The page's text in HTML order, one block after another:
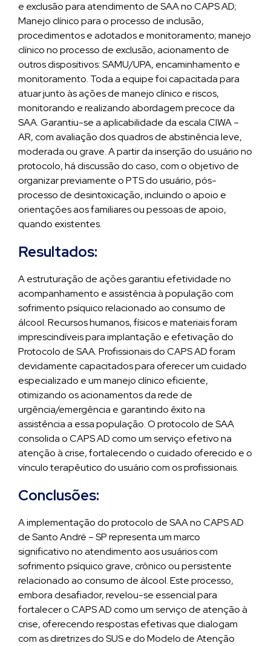
e exclusão para atendimento de SAA no CAPS AD;
Manejo clínico para o processo de inclusão,
procedimentos e adotados e monitoramento; manejo
clínico no processo de exclusão, acionamento de
outros dispositivos: SAMU/UPA, encaminhamento e
monitoramento. Toda a equipe foi capacitada para
atuar junto às ações de manejo clínico e riscos,
monitorando e realizando abordagem precoce da
SAA. Garantiu-se a aplicabilidade da escala CIWA –
AR, com avaliação dos quadros de abstinência leve,
moderada ou grave. A partir da inserção do usuário no
protocolo, há discussão do caso, com o objetivo de
organizar previamente o PTS do usuário, pós-
processo de desintoxicação, incluindo o apoio e
orientações aos familiares ou pessoas de apoio,
quando existentes.
Resultados:
A estruturação de ações garantiu efetividade no
acompanhamento e assistência à população com
sofrimento psíquico relacionado ao consumo de
álcool. Recursos humanos, físicos e materiais foram
imprescindíveis para implantação e efetivação do
Protocolo de SAA. Profissionais do CAPS AD foram
devidamente capacitados para oferecer um cuidado
especializado e um manejo clínico eficiente,
otimizando os acionamentos da rede de
urgência/emergência e garantindo êxito na
assistência a essa população. O protocolo de SAA
consolida o CAPS AD como um serviço efetivo na
atenção à crise, fortalecendo o cuidado oferecido e o
vínculo terapêutico do usuário com os profissionais.
Conclusões:
A implementação do protocolo de SAA no CAPS AD
de Santo André – SP representa um marco
significativo no atendimento aos usuários com
sofrimento psíquico grave, crônico ou persistente
relacionado ao consumo de álcool. Este processo,
embora desafiador, revelou-se essencial para
fortalecer o CAPS AD como um serviço de atenção à
crise, oferecendo respostas efetivas que dialogam
com as diretrizes do SUS e do Modelo de Atenção